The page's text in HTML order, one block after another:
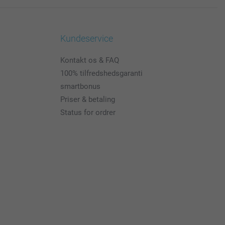
Kundeservice
Kontakt os & FAQ
100% tilfredshedsgaranti
smartbonus
Priser & betaling
Status for ordrer